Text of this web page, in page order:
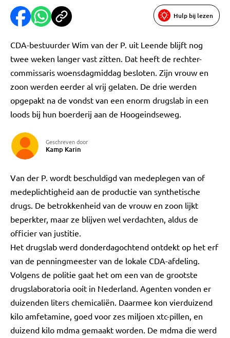
Hulp bij lezen
CDA-bestuurder Wim van der P. uit Leende blijft nog
twee weken langer vast zitten. Dat heeft de rechter-
commissaris woensdagmiddag besloten. Zijn vrouw en
zoon werden eerder al vrij gelaten. De drie werden
opgepakt na de vondst van een enorm drugslab in een
loods bij hun boerderij aan de Hoogeindseweg.
Geschreven door
Kamp Karin
Van der P. wordt beschuldigd van medeplegen van of
medeplichtigheid aan de productie van synthetische
drugs. De betrokkenheid van de vrouw en zoon lijkt
beperkter, maar ze blijven wel verdachten, aldus de
officier van justitie.
Het drugslab werd donderdagochtend ontdekt op het erf
van de penningmeester van de lokale CDA-afdeling.
Volgens de politie gaat het om een van de grootste
drugslaboratoria ooit in Nederland. Agenten vonden er
duizenden liters chemicaliën. Daarmee kon vierduizend
kilo amfetamine, goed voor zes miljoen xtc-pillen, en
duizend kilo mdma gemaakt worden. De mdma die werd